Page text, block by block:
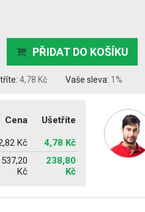
PŘIDAT DO KOŠÍKU
4,78 Kč Vaše sleva: 1%
Cena Ušetříte
Kč 4,78 Kč
Kč
238,80
Kč